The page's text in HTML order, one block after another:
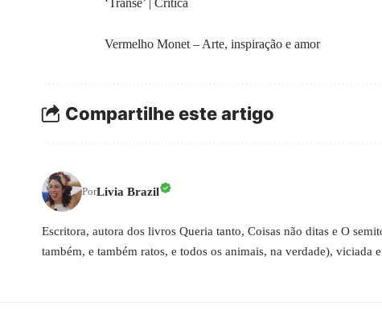
‘Transe’ | Crítica
Vermelho Monet – Arte, inspiração e amor
Compartilhe este artigo
PorLivia Brazil
Escritora, autora dos livros Queria tanto, Coisas não ditas e O
também, e também ratos, e todos os animais, na verdade), viciada